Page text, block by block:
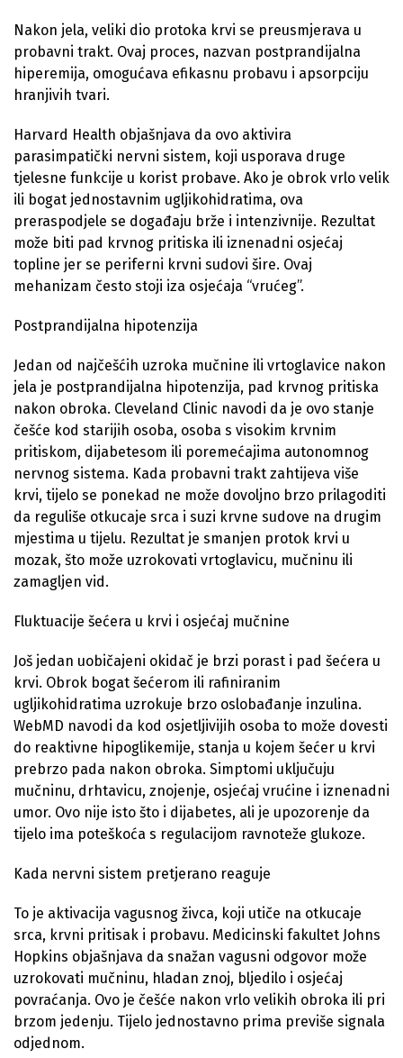
Nakon jela, veliki dio protoka krvi se preusmjerava u
probavni trakt. Ovaj proces, nazvan postprandijalna
hiperemija, omogućava efikasnu probavu i apsorpciju
hranjivih tvari.
Harvard Health objašnjava da ovo aktivira
parasimpatički nervni sistem, koji usporava druge
tjelesne funkcije u korist probave. Ako je obrok vrlo velik
ili bogat jednostavnim ugljikohidratima, ova
preraspodjele se događaju brže i intenzivnije. Rezultat
može biti pad krvnog pritiska ili iznenadni osjećaj
topline jer se periferni krvni sudovi šire. Ovaj
mehanizam često stoji iza osjećaja “vrućeg”.
Postprandijalna hipotenzija
Jedan od najčešćih uzroka mučnine ili vrtoglavice nakon
jela je postprandijalna hipotenzija, pad krvnog pritiska
nakon obroka. Cleveland Clinic navodi da je ovo stanje
češće kod starijih osoba, osoba s visokim krvnim
pritiskom, dijabetesom ili poremećajima autonomnog
nervnog sistema. Kada probavni trakt zahtijeva više
krvi, tijelo se ponekad ne može dovoljno brzo prilagoditi
da reguliše otkucaje srca i suzi krvne sudove na drugim
mjestima u tijelu. Rezultat je smanjen protok krvi u
mozak, što može uzrokovati vrtoglavicu, mučninu ili
zamagljen vid.
Fluktuacije šećera u krvi i osjećaj mučnine
Još jedan uobičajeni okidač je brzi porast i pad šećera u
krvi. Obrok bogat šećerom ili rafiniranim
ugljikohidratima uzrokuje brzo oslobađanje inzulina.
WebMD navodi da kod osjetljivijih osoba to može dovesti
do reaktivne hipoglikemije, stanja u kojem šećer u krvi
prebrzo pada nakon obroka. Simptomi uključuju
mučninu, drhtavicu, znojenje, osjećaj vrućine i iznenadni
umor. Ovo nije isto što i dijabetes, ali je upozorenje da
tijelo ima poteškoća s regulacijom ravnoteže glukoze.
Kada nervni sistem pretjerano reaguje
To je aktivacija vagusnog živca, koji utiče na otkucaje
srca, krvni pritisak i probavu. Medicinski fakultet Johns
Hopkins objašnjava da snažan vagusni odgovor može
uzrokovati mučninu, hladan znoj, bljedilo i osjećaj
povraćanja. Ovo je češće nakon vrlo velikih obroka ili pri
brzom jedenju. Tijelo jednostavno prima previše signala
odjednom.